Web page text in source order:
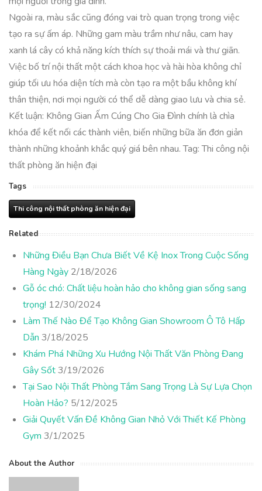
Ngoài ra, màu sắc cũng đóng vai trò quan trọng trong việc
tạo ra sự ấm áp. Những gam màu trầm như nâu, cam hay
xanh lá cây có khả năng kích thích sự thoải mái và thư giãn.
Việc bố trí nội thất một cách khoa học và hài hòa không chỉ
giúp tối ưu hóa diện tích mà còn tạo ra một bầu không khí
thân thiện, nơi mọi người có thể dễ dàng giao lưu và chia sẻ.
Kết luận: Không Gian Ấm Cúng Cho Gia Đình chính là chìa
khóa để kết nối các thành viên, biến những bữa ăn đơn giản
thành những khoảnh khắc quý giá bên nhau. Tag: Thi công nội
thất phòng ăn hiện đại
Tags
Thi công nội thất phòng ăn hiện đại
Related
Những Điều Bạn Chưa Biết Về Kệ Inox Trong Cuộc Sống
Hàng Ngày 2/18/2026
Gỗ óc chó: Chất liệu hoàn hảo cho không gian sống sang
trọng! 12/30/2024
Làm Thế Nào Để Tạo Không Gian Showroom Ô Tô Hấp
Dẫn 3/18/2025
Khám Phá Những Xu Hướng Nội Thất Văn Phòng Đang
Gây Sốt3/19/2026
Tại Sao Nội Thất Phòng Tắm Sang Trọng Là Sự Lựa Chọn
Hoàn Hảo? 5/12/2025
Giải Quyết Vấn Đề Không Gian Nhỏ Với Thiết Kế Phòng
Gym 3/1/2025
About the Author